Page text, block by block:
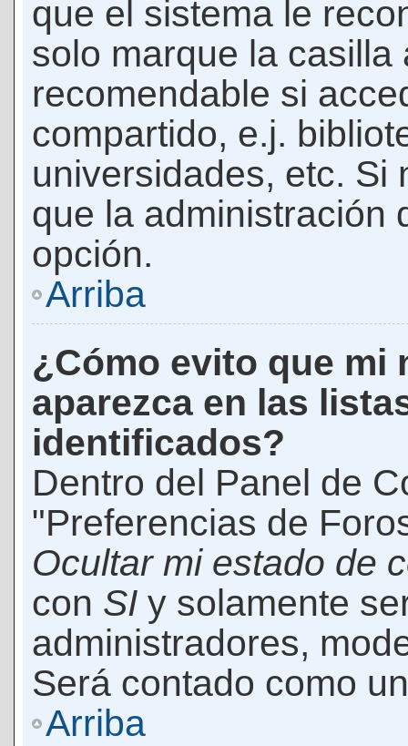
que el sistema le
solo marque la casilla
recomendable si
compartido, e.j.
universidades, etc. Si
que la administración
opción.
Arriba
¿Cómo evito que mi
aparezca en las
identificados?
Dentro del Panel de
"Preferencias de
Ocultar mi estado de
con SI y solamente
administradores,
Será contado como
Arriba